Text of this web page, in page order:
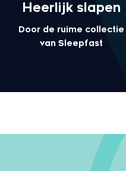
Heerlijk slapen
Door de ruime collectie
van Sleepfast